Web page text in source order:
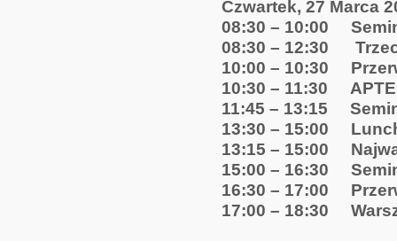
Czwartek, 27 Marca
08:30 – 10:00
08:30 – 12:30
10:00 – 10:30
10:30 – 11:30
11:45 – 13:15
13:30 – 15:00
13:15 – 15:00
15:00 – 16:30
16:30 – 17:00
17:00 – 18:30